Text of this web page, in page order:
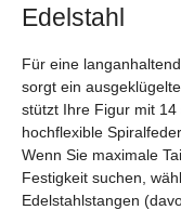
Edelstahl
Für eine
sorgt ein
stützt Ihre Figur mit
hochflexible
Wenn Sie maximale
Festigkeit suchen,
Edelstahlstangen